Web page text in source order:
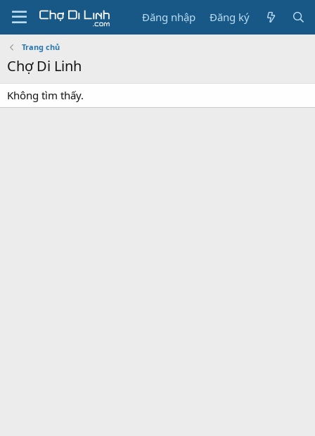
Đăng nhập Đăng ký
Trang chủ
Chợ Di Linh
Không tìm thấy.